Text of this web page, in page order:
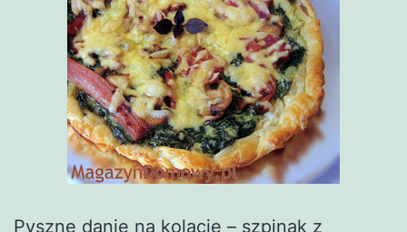
Pyszne danie na kolację – szpinak z